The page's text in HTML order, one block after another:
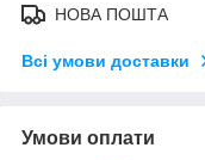
НОВА ПОШТА
Всі умови доставки
Умови оплати